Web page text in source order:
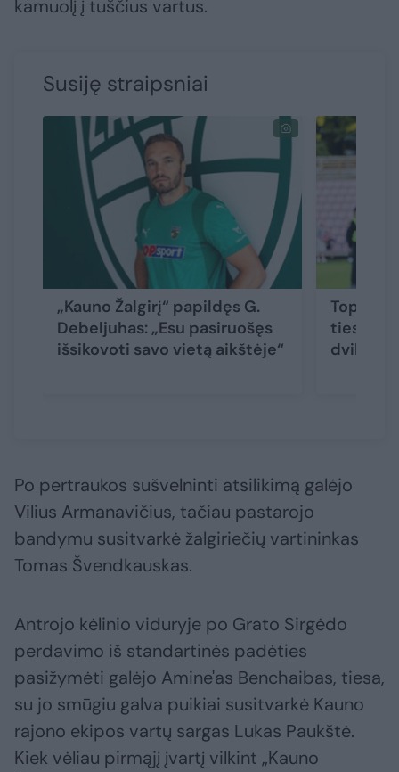
kamuolį į tuščius vartus.
Susiję straipsniai
„Kauno Žalgirį“ papildęs G.
Debeljuhas: „Esu pasiruošęs
išsikovoti savo vietą aikštėje“
dvikova
Po pertraukos sušvelninti atsilikimą galėjo
Vilius Armanavičius, tačiau pastarojo
bandymu susitvarkė žalgiriečių vartininkas
Tomas Švendkauskas.
Antrojo kėlinio viduryje po Grato Sirgėdo
perdavimo iš standartinės padėties
pasižymėti galėjo Amine'as Benchaibas, tiesa,
su jo smūgiu galva puikiai susitvarkė Kauno
rajono ekipos vartų sargas Lukas Paukštė.
Kiek vėliau pirmąjį įvartį vilkint „Kauno